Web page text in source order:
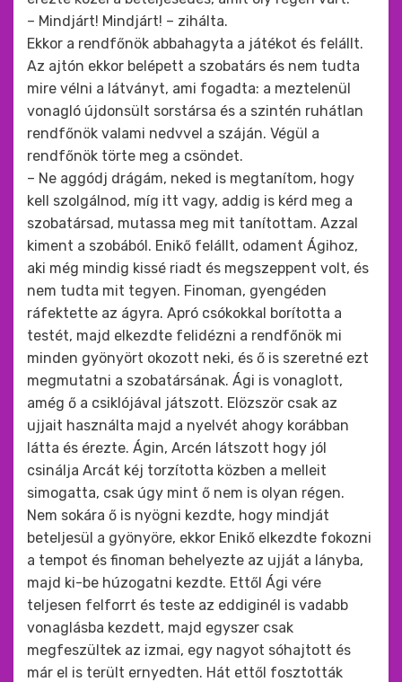
– Mindjárt! Mindjárt! – zihálta.
Ekkor a rendfőnök abbahagyta a játékot és felállt.
Az ajtón ekkor belépett a szobatárs és nem tudta
mire vélni a látványt, ami fogadta: a meztelenül
vonagló újdonsült sorstársa és a szintén ruhátlan
rendfőnök valami nedvvel a száján. Végül a
rendfőnök törte meg a csöndet.
– Ne aggódj drágám, neked is megtanítom, hogy
kell szolgálnod, míg itt vagy, addig is kérd meg a
szobatársad, mutassa meg mit tanítottam. Azzal
kiment a szobából. Enikő felállt, odament Ágihoz,
aki még mindig kissé riadt és megszeppent volt, és
nem tudta mit tegyen. Finoman, gyengéden
ráfektette az ágyra. Apró csókokkal borította a
testét, majd elkezdte felidézni a rendfőnök mi
minden gyönyört okozott neki, és ő is szeretné ezt
megmutatni a szobatársának. Ági is vonaglott,
amég ő a csiklójával játszott. Elözször csak az
ujjait használta majd a nyelvét ahogy korábban
látta és érezte. Ágin, Arcén látszott hogy jól
csinálja Arcát kéj torzította közben a melleit
simogatta, csak úgy mint ő nem is olyan régen.
Nem sokára ő is nyögni kezdte, hogy mindját
beteljesül a gyönyöre, ekkor Enikő elkezdte fokozni
a tempot és finoman behelyezte az ujját a lányba,
majd ki-be húzogatni kezdte. Ettől Ági vére
teljesen felforrt és teste az eddiginél is vadabb
vonaglásba kezdett, majd egyszer csak
megfeszültek az izmai, egy nagyot sóhajtott és
már el is terült ernyedten. Hát ettől fosztották